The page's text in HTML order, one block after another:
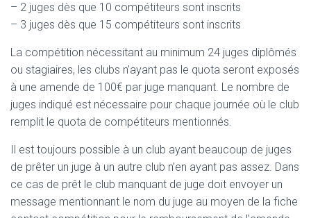
– 2 juges dès que 10 compétiteurs sont inscrits
– 3 juges dès que 15 compétiteurs sont inscrits
La compétition nécessitant au minimum 24 juges diplômés
ou stagiaires, les clubs n’ayant pas le quota seront exposés
à une amende de 100€ par juge manquant. Le nombre de
juges indiqué est nécessaire pour chaque journée où le club
remplit le quota de compétiteurs mentionnés.
Il est toujours possible à un club ayant beaucoup de juges
de prêter un juge à un autre club n’en ayant pas assez. Dans
ce cas de prêt le club manquant de juge doit envoyer un
message mentionnant le nom du juge au moyen de la fiche